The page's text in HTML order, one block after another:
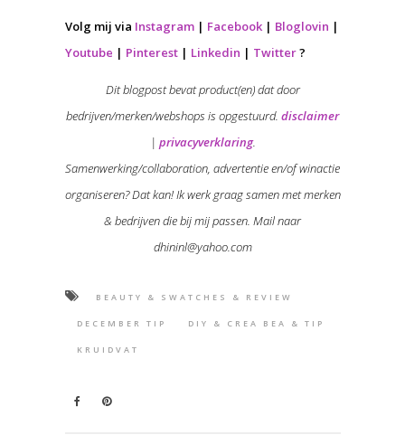
Volg mij via Instagram| Facebook| Bloglovin |
Youtube | Pinterest| Linkedin | Twitter?
Dit blogpost bevat product(en) dat door
bedrijven/merken/webshops is opgestuurd. disclaimer
| privacyverklaring.
Samenwerking/collaboration, advertentie en/of winactie
organiseren? Dat kan! Ik werk graag samen met merken
& bedrijven die bij mij passen. Mail naar
dhininl@yahoo.com
BEAUTY & SWATCHES & REVIEW
DECEMBER TIP DIY & CREA BEA & TIP
KRUIDVAT